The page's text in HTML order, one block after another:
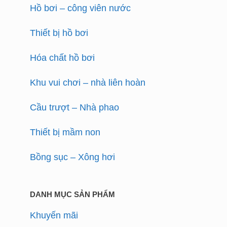
Hồ bơi – công viên nước
Thiết bị hồ bơi
Hóa chất hồ bơi
Khu vui chơi – nhà liên hoàn
Cầu trượt – Nhà phao
Thiết bị mầm non
Bồng sục – Xông hơi
DANH MỤC SẢN PHẨM
Khuyến mãi